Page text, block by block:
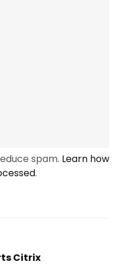
spam. Learn how
.
Citrix